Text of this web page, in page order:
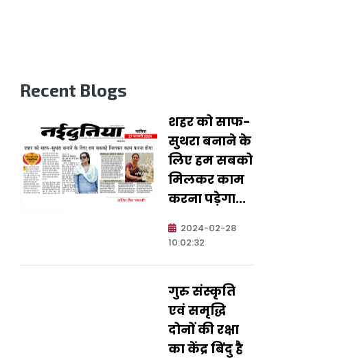
Recent Blogs
शहर को साफ-
सुथरा बनाने के
लिए हम सबको
मिलकर काम
करना पड़ेगा...
2024-02-28
10:02:32
गुरु संस्कृति
एवं समृद्धि
दोनों की रक्षा
का केंद्र बिंदु है